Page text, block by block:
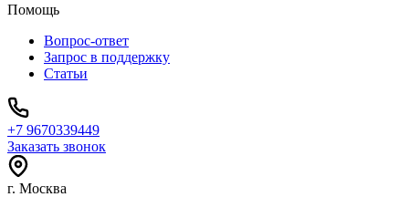
Помощь
Вопрос-ответ
Запрос в поддержку
Статьи
+7 9670339449
Заказать звонок
г. Москва